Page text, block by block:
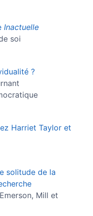
Inactuelle
soi
?
Harriet Taylor et
solitude de la
Mill et